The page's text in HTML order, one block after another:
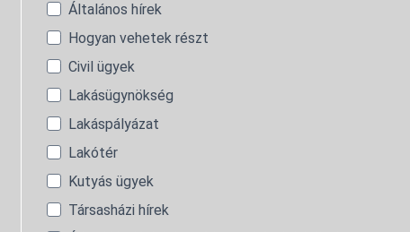
Általános hírek
Hogyan vehetek részt
Civil ügyek
Lakásügynökség
Lakáspályázat
Lakótér
Kutyás ügyek
Társasházi hírek